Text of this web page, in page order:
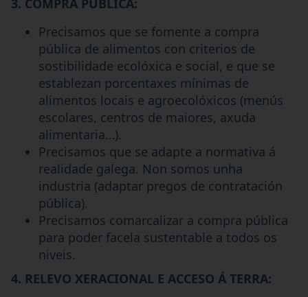
Precisamos que se fomente a compra
pública de alimentos con criterios de
sostibilidade ecolóxica e social, e que se
establezan porcentaxes mínimas de
alimentos locais e agroecolóxicos (menús
escolares, centros de maiores, axuda
alimentaria…).
Precisamos que se adapte a normativa á
realidade galega. Non somos unha
industria (adaptar pregos de contratación
pública).
Precisamos comarcalizar a compra pública
para poder facela sustentable a todos os
niveis.
4. RELEVO XERACIONAL E ACCESO Á TERRA: